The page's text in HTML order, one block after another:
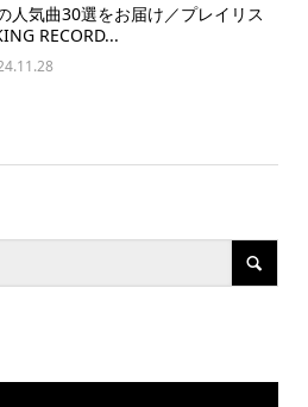
人気曲30選をお届け／プレイリス
RECORD...